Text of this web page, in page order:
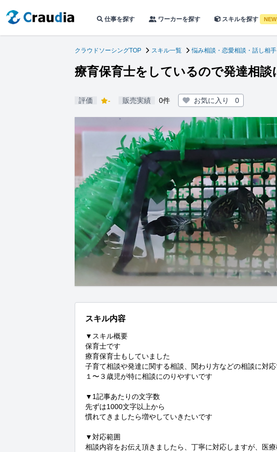
仕事を探す ワーカーを探す スキルを探す NEW
クラウドソーシングTOP スキル一覧 悩み相談・恋愛相談・話し相手
療育保育士をしているので発達相談
評価 - 販売実績 0件 お気に入り 0
スキル内容
▼スキル概要
保育士です
療育保育士もしていました
子育て相談や発達に関する相談、関わり方などの相談に対
１〜３歳児が特に相談にのりやすいです
▼1記事あたりの文字数
先ずは1000文字以上から
慣れてきましたら増やしていきたいです
▼対応範囲
相談内容をお伝え頂きましたら、丁寧に対応しますが、医